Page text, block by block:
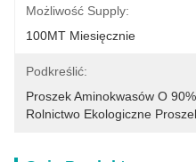
Możliwość Supply:
100MT Miesięcznie
Podkreślić:
Proszek Aminokwasów O
Rolnictwo Ekologiczne